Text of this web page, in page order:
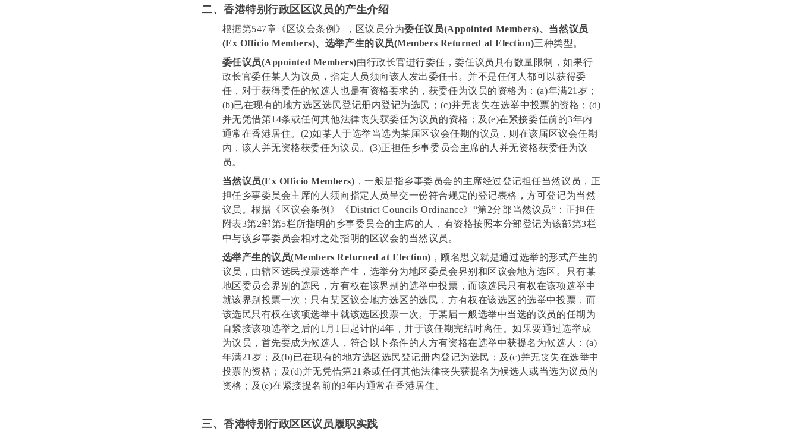
二、香港特别行政区区议员的产生介绍
根据第547章《区议会条例》，区议员分为委任议员(Appointed Members)、当然议员
(Ex Officio Members)、选举产生的议员(Members Returned at Election)三种类型。
委任议员(Appointed Members)由行政长官进行委任，委任议员具有数量限制，如果行
政长官委任某人为议员，指定人员须向该人发出委任书。并不是任何人都可以获得委
任，对于获得委任的候选人也是有资格要求的，获委任为议员的资格为： (a)年满21岁；
(b)已在现有的地方选区选民登记册内登记为选民；(c)并无丧失在选举中投票的资格；(d)
并无凭借第14条或任何其他法律丧失获委任为议员的资格；及(e)在紧接委任前的3年内
通常在香港居住。(2)如某人于选举当选为某届区议会任期的议员，则在该届区议会任期
内，该人并无资格获委任为议员。(3)正担任乡事委员会主席的人并无资格获委任为议
员。
当然议员(Ex Officio Members) ，一般是指乡事委员会的主席经过登记担任当然议员，正
担任乡事委员会主席的人须向指定人员呈交一份符合规定的登记表格，方可登记为当然
议员。根据《区议会条例》
《District Councils Ordinance》 “第2分部当然议员”：正担任
附表3第2部第5栏所指明的乡事委员会的主席的人，有资格按照本分部登记为该部第3栏
中与该乡事委员会相对之处指明的区议会的当然议员。
选举产生的议员(Members Returned at Election) ，顾名思义就是通过选举的形式产生的
议员，由辖区选民投票选举产生，选举分为地区委员会界别和区议会地方选区。只有某
地区委员会界别的选民，方有权在该界别的选举中投票，而该选民只有权在该项选举中
就该界别投票一次；只有某区议会地方选区的选民，方有权在该选区的选举中投票，而
该选民只有权在该项选举中就该选区投票一次。于某届一般选举中当选的议员的任期为
自紧接该项选举之后的1月1日起计的4年，并于该任期完结时离任。如果要通过选举成
为议员，首先要成为候选人，符合以下条件的人方有资格在选举中获提名为候选人： (a)
年满21岁；及(b)已在现有的地方选区选民登记册内登记为选民；及(c)并无丧失在选举中
投票的资格；及(d)并无凭借第21条或任何其他法律丧失获提名为候选人或当选为议员的
资格；及(e)在紧接提名前的3年内通常在香港居住。
三、香港特别行政区区议员履职实践